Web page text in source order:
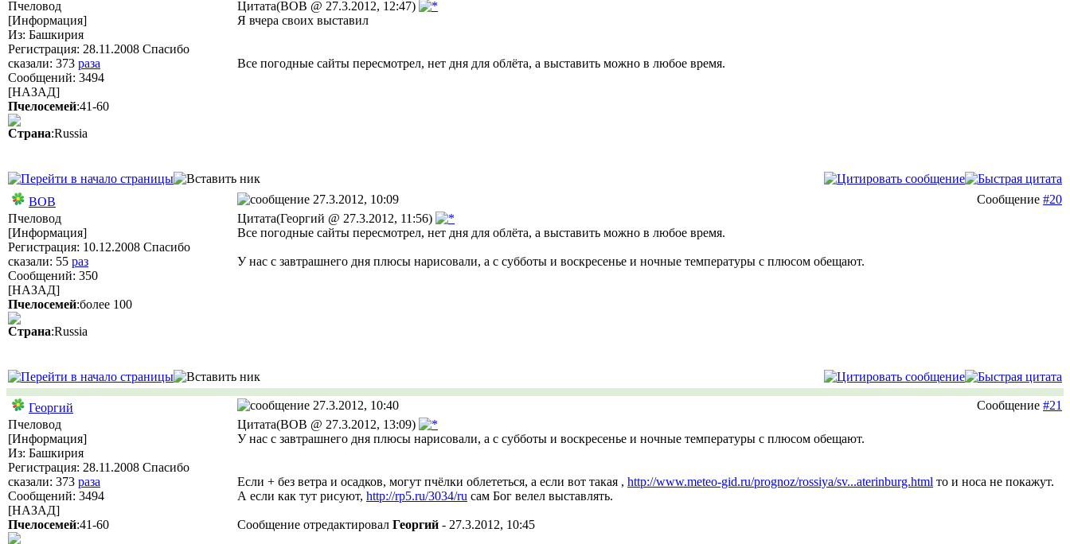
Пчеловод
[Информация]
Из: Башкирия
Регистрация: 28.11.2008 Спасибо
сказали: 373 раза
Сообщений: 3494
[НАЗАД]
Пчелосемей:41-60
Страна:Russia
Цитата(ВОВ @ 27.3.2012, 12:47)
Я вчера своих выставил
Все погодные сайты пересмотрел, нет дня для облёта, а выставить можно в любое время.
ВОВ 27.3.2012, 10:09 Сообщение #20
Пчеловод
[Информация]
Регистрация: 10.12.2008 Спасибо
сказали: 55 раз
Сообщений: 350
[НАЗАД]
Пчелосемей:более 100
Страна:Russia
Цитата(Георгий @ 27.3.2012, 11:56)
Все погодные сайты пересмотрел, нет дня для облёта, а выставить можно в любое время.
У нас с завтрашнего дня плюсы нарисовали, а с субботы и воскресенье и ночные температуры с плюсом обещают.
Георгий 27.3.2012, 10:40 Сообщение #21
Пчеловод
[Информация]
Из: Башкирия
Регистрация: 28.11.2008 Спасибо
сказали: 373 раза
Сообщений: 3494
[НАЗАД]
Пчелосемей:41-60
Цитата(ВОВ @ 27.3.2012, 13:09)
У нас с завтрашнего дня плюсы нарисовали, а с субботы и воскресенье и ночные температуры с плюсом обещают.
Если + без ветра и осадков, могут пчёлки облететься, а если вот такая , http://www.meteo-gid.ru/prognoz/rossiya/sv...aterinburg.html то и носа не покажут.
А если как тут рисуют, http://rp5.ru/3034/ru сам Бог велел выставлять.
Сообщение отредактировал Георгий - 27.3.2012, 10:45